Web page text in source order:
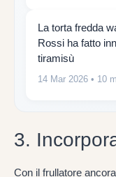
La torta fredda
Rossi ha fatto
tiramisù
14 Mar 2026 • 10
3.
Con il frullatore